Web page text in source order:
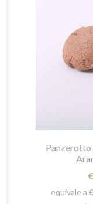
Panzerotto
equivale a